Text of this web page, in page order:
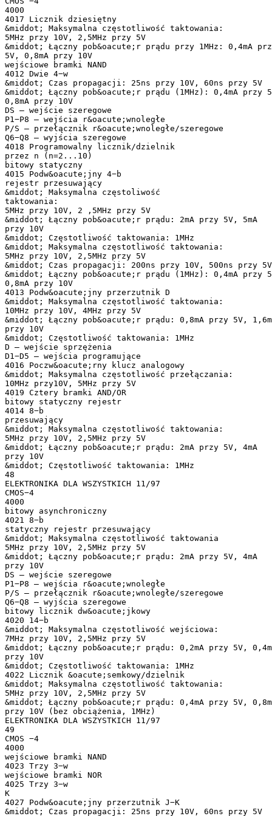
4000
4017 Licznik dziesiętny
&middot; Maksymalna częstotliwość taktowania:
5MHz przy 10V, 2,5MHz przy 5V
&middot; Łączny pob&oacute;r prądu przy 1MHz: 0,4mA
5V, 0,8mA przy 10V
wejściowe bramki NAND
4012 Dwie 4−w
&middot; Czas propagacji: 25ns przy 10V, 60ns przy 5V
&middot; Łączny pob&oacute;r prądu (1MHz): 0,4mA przy
0,8mA przy 10V
DS – wejście szeregowe
P1−P8 – wejścia r&oacute;wnoległe
P/S – przełącznik r&oacute;wnoległe/szeregowe
Q6−Q8 – wyjścia szeregowe
4018 Programowalny licznik/dzielnik
przez n (n=2...10)
bitowy statyczny
4015 Podw&oacute;jny 4−b
rejestr przesuwający
&middot; Maksymalna częstoliwość
taktowania:
5MHz przy 10V, 2 ,5MHz przy 5V
&middot; Łączny pob&oacute;r prądu: 2mA przy 5V, 5mA
przy 10V
&middot; Częstotliwość taktowania: 1MHz
&middot; Maksymalna częstotliwość taktowania:
5MHz przy 10V, 2,5MHz przy 5V
&middot; Czas propagacji: 200ns przy 10V, 500ns przy 5V
&middot; Łączny pob&oacute;r prądu (1MHz): 0,4mA przy
0,8mA przy 10V
4013 Podw&oacute;jny przerzutnik D
&middot; Maksymalna częstotliwość taktowania:
10MHz przy 10V, 4MHz przy 5V
&middot; Łączny pob&oacute;r prądu: 0,8mA przy 5V,
przy 10V
&middot; Częstotliwość taktowania: 1MHz
D – wejście sprzężenia
D1−D5 – wejścia programujące
4016 Poczw&oacute;rny klucz analogowy
&middot; Maksymalna częstotliwość przełączania:
10MHz przy10V, 5MHz przy 5V
4019 Cztery bramki AND/OR
bitowy statyczny rejestr
4014 8−b
przesuwający
&middot; Maksymalna częstotliwość taktowania:
5MHz przy 10V, 2,5MHz przy 5V
&middot; Łączny pob&oacute;r prądu: 2mA przy 5V, 4mA
przy 10V
&middot; Częstotliwość taktowania: 1MHz
48
ELEKTRONIKA DLA WSZYSTKICH 11/97
CMOS−4
4000
bitowy asynchroniczny
4021 8−b
statyczny rejestr przesuwający
&middot; Maksymalna częstotliwość taktowania
5MHz przy 10V, 2,5MHz przy 5V
&middot; Łączny pob&oacute;r prądu: 2mA przy 5V, 4mA
przy 10V
DS – wejście szeregowe
P1−P8 – wejścia r&oacute;wnoległe
P/S – przełącznik r&oacute;wnoległe/szeregowe
Q6−Q8 – wyjścia szeregowe
bitowy licznik dw&oacute;jkowy
4020 14−b
&middot; Maksymalna częstotliwość wejściowa:
7MHz przy 10V, 2,5MHz przy 5V
&middot; Łączny pob&oacute;r prądu: 0,2mA przy 5V,
przy 10V
&middot; Częstotliwość taktowania: 1MHz
4022 Licznik &oacute;semkowy/dzielnik
&middot; Maksymalna częstotliwość taktowania:
5MHz przy 10V, 2,5MHz przy 5V
&middot; Łączny pob&oacute;r prądu: 0,4mA przy 5V,
przy 10V (bez obciążenia, 1MHz)
ELEKTRONIKA DLA WSZYSTKICH 11/97
49
CMOS −4
4000
wejściowe bramki NAND
4023 Trzy 3−w
wejściowe bramki NOR
4025 Trzy 3−w
K
4027 Podw&oacute;jny przerzutnik J−K
&middot; Czas propagacji: 25ns przy 10V, 60ns przy 5V